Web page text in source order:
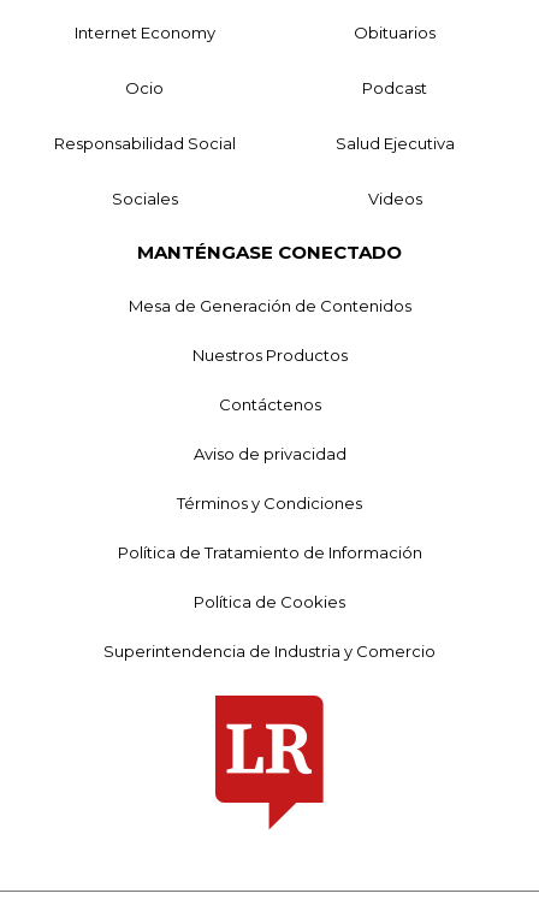
Internet Economy Obituarios
Ocio Podcast
Responsabilidad Social Salud Ejecutiva
Sociales Videos
MANTÉNGASE CONECTADO
Mesa de Generación de Contenidos
Nuestros Productos
Contáctenos
Aviso de privacidad
Términos y Condiciones
Política de Tratamiento de Información
Política de Cookies
Superintendencia de Industria y Comercio